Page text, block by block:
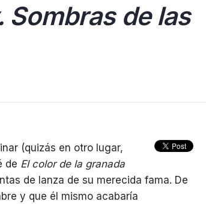
Sombras de las
(quizás en otro lugar,
de El color de la granada
de lanza de su merecida fama. De
y que él mismo acabaría